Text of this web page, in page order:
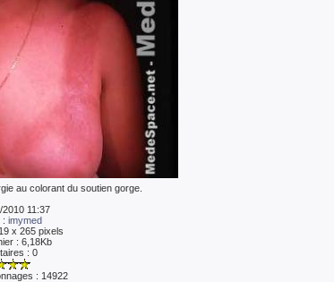
au colorant du soutien gorge.
2010 11:37
: imymed
x 265 pixels
: 6,18Kb
: 0
: 14922